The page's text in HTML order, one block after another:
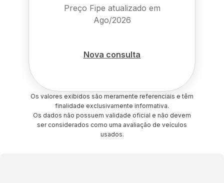
Preço Fipe atualizado em
Ago/2026
Nova consulta
Os valores exibidos são meramente referenciais e têm
finalidade exclusivamente informativa.
Os dados não possuem validade oficial e não devem
ser considerados como uma avaliação de veículos
usados.